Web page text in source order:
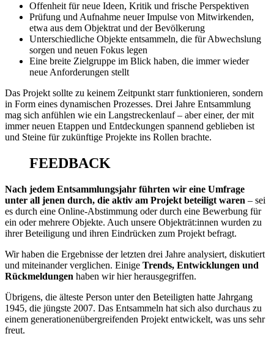
Offenheit für neue Ideen, Kritik und frische Perspektiven
Prüfung und Aufnahme neuer Impulse von Mitwirkenden,
etwa aus dem Objektrat und der Bevölkerung
Unterschiedliche Objekte entsammeln, die für Abwechslung
sorgen und neuen Fokus legen
Eine breite Zielgruppe im Blick haben, die immer wieder
neue Anforderungen stellt
Das Projekt sollte zu keinem Zeitpunkt starr funktionieren, sondern
in Form eines dynamischen Prozesses. Drei Jahre Entsammlung
mag sich anfühlen wie ein Langstreckenlauf – aber einer, der mit
immer neuen Etappen und Entdeckungen spannend geblieben ist
und Steine für zukünftige Projekte ins Rollen brachte.
FEEDBACK
Nach jedem Entsammlungsjahr führten wir eine Umfrage
unter all jenen durch, die aktiv am Projekt beteiligt waren – sei
es durch eine Online-Abstimmung oder durch eine Bewerbung für
ein oder mehrere Objekte. Auch unsere Objekträt:innen wurden zu
ihrer Beteiligung und ihren Eindrücken zum Projekt befragt.
Wir haben die Ergebnisse der letzten drei Jahre analysiert, diskutiert
und miteinander verglichen. Einige Trends, Entwicklungen und
Rückmeldungen haben wir hier herausgegriffen.
Übrigens, die älteste Person unter den Beteiligten hatte Jahrgang
1945, die jüngste 2007. Das Entsammeln hat sich also durchaus zu
einem generationenübergreifenden Projekt entwickelt, was uns sehr
freut.